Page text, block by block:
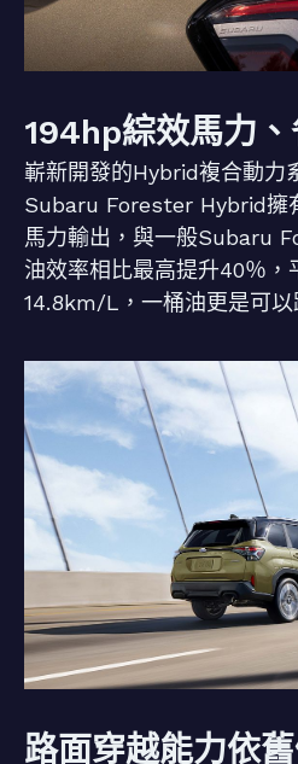
194hp綜效馬力
嶄新開發的Hybrid複合動力
Subaru Forester Hybrid擁
馬力輸出，與一般Subaru
油效率相比最高提升40％，
14.8km/L，一桶油更是可以
路面穿越能力依